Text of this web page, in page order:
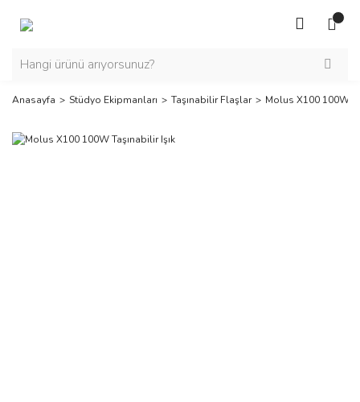
Anasayfa Stüdyo Ekipmanları Taşınabilir Flaşlar Molus X100 100W